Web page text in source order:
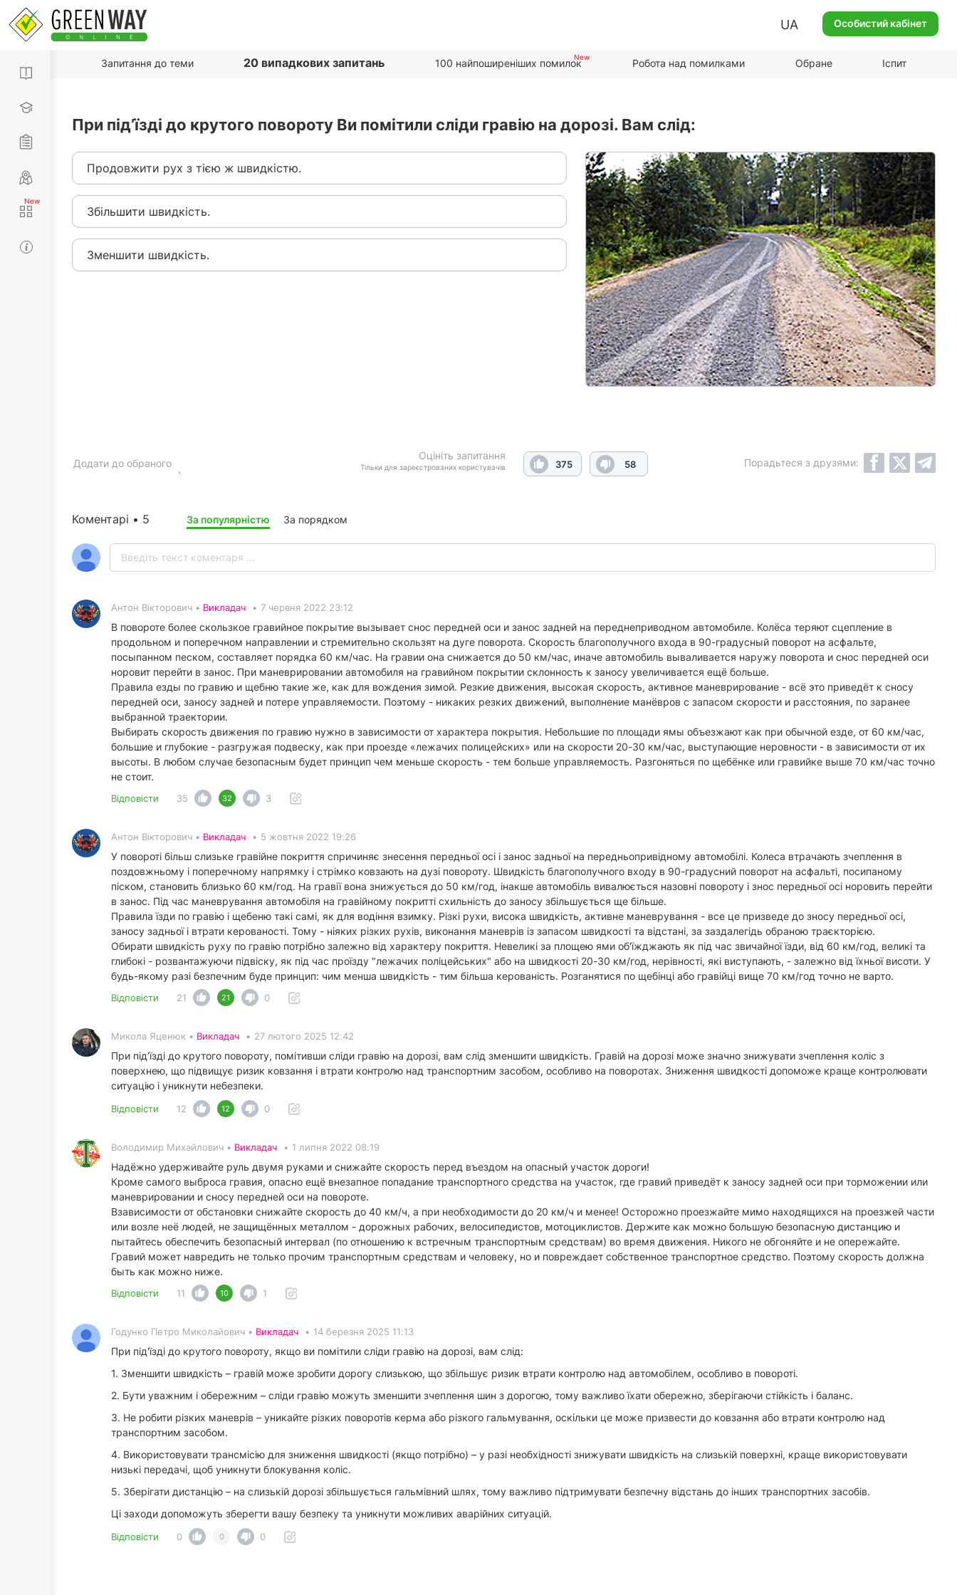
UA Особистий кабінет
Запитання до теми 20 випадкових запитань 100 найпоширеніших помилок Робота над помилками Обране Іспит
При під’їзді до крутого повороту Ви помітили сліди гравію на дорозі. Вам слід:
Продовжити рух з тією ж швидкістю.
Збільшити швидкість.
Зменшити швидкість.
Оцініть запитання
Тільки для зареєстрованих користувачів 375 58
Додати до обраного Порадьтеся з друзями:
Коментарі • 5 За популярністю За порядком
Антон Вікторович • Викладач • 7 червня 2022 23:12
В повороте более скользкое гравийное покрытие вызывает снос передней оси и занос задней на переднеприводном автомобиле. Колёса теряют сцепление в
продольном и поперечном направлении и стремительно скользят на дуге поворота. Скорость благополучного входа в 90-градусный поворот на асфальте,
посыпанном песком, составляет порядка 60 км/час. На гравии она снижается до 50 км/час, иначе автомобиль вываливается наружу поворота и снос передней оси
норовит перейти в занос. При маневрировании автомобиля на гравийном покрытии склонность к заносу увеличивается ещё больше.
Правила езды по гравию и щебню такие же, как для вождения зимой. Резкие движения, высокая скорость, активное маневрирование - всё это приведёт к сносу
передней оси, заносу задней и потере управляемости. Поэтому - никаких резких движений, выполнение манёвров с запасом скорости и расстояния, по заранее
выбранной траектории.
Выбирать скорость движения по гравию нужно в зависимости от характера покрытия. Небольшие по площади ямы объезжают как при обычной езде, от 60 км/час,
большие и глубокие - разгружая подвеску, как при проезде «лежачих полицейских» или на скорости 20-30 км/час, выступающие неровности - в зависимости от их
высоты. В любом случае безопасным будет принцип чем меньше скорость - тем больше управляемость. Разгоняться по щебёнке или гравийке выше 70 км/час точно
не стоит.
Відповісти 35 32 3
Антон Вікторович • Викладач • 5 жовтня 2022 19:26
У повороті більш слизьке гравійне покриття спричиняє знесення передньої осі і занос задньої на передньопривідному автомобілі. Колеса втрачають зчеплення в
поздовжньому і поперечному напрямку і стрімко ковзають на дузі повороту. Швидкість благополучного входу в 90-градусний поворот на асфальті, посипаному
піском, становить близько 60 км/год. На гравії вона знижується до 50 км/год, інакше автомобіль вивалюється назовні повороту і знос передньої осі норовить перейти
в занос. Під час маневрування автомобіля на гравійному покритті схильність до заносу збільшується ще більше.
Правила їзди по гравію і щебеню такі самі, як для водіння взимку. Різкі рухи, висока швидкість, активне маневрування - все це призведе до зносу передньої осі,
заносу задньої і втрати керованості. Тому - ніяких різких рухів, виконання маневрів із запасом швидкості та відстані, за заздалегідь обраною траєкторією.
Обирати швидкість руху по гравію потрібно залежно від характеру покриття. Невеликі за площею ями об'їжджають як під час звичайної їзди, від 60 км/год, великі та
глибокі - розвантажуючи підвіску, як під час проїзду "лежачих поліцейських" або на швидкості 20-30 км/год, нерівності, які виступають, - залежно від їхньої висоти. У
будь-якому разі безпечним буде принцип: чим менша швидкість - тим більша керованість. Розганятися по щебінці або гравійці вище 70 км/год точно не варто.
Відповісти 21 21 0
Микола Яценюк • Викладач • 27 лютого 2025 12:42
При під’їзді до крутого повороту, помітивши сліди гравію на дорозі, вам слід зменшити швидкість. Гравій на дорозі може значно знижувати зчеплення коліс з
поверхнею, що підвищує ризик ковзання і втрати контролю над транспортним засобом, особливо на поворотах. Зниження швидкості допоможе краще контролювати
ситуацію і уникнути небезпеки.
Відповісти 12 12 0
Володимир Михайлович • Викладач • 1 липня 2022 08:19
Надёжно удерживайте руль двумя руками и снижайте скорость перед въездом на опасный участок дороги!
Кроме самого выброса гравия, опасно ещё внезапное попадание транспортного средства на участок, где гравий приведёт к заносу задней оси при торможении или
маневрировании и сносу передней оси на повороте.
Взависимости от обстановки снижайте скорость до 40 км/ч, а при необходимости до 20 км/ч и менее! Осторожно проезжайте мимо находящихся на проезжей части
или возле неё людей, не защищённых металлом - дорожных рабочих, велосипедистов, мотоциклистов. Держите как можно большую безопасную дистанцию и
пытайтесь обеспечить безопасный интервал (по отношению к встречным транспортным средствам) во время движения. Никого не обгоняйте и не опережайте.
Гравий может навредить не только прочим транспортным средствам и человеку, но и повреждает собственное транспортное средство. Поэтому скорость должна
быть как можно ниже.
Відповісти 11 10 1
Годунко Петро Миколайович • Викладач • 14 березня 2025 11:13
При під'їзді до крутого повороту, якщо ви помітили сліди гравію на дорозі, вам слід:
1. Зменшити швидкість – гравій може зробити дорогу слизькою, що збільшує ризик втрати контролю над автомобілем, особливо в повороті.
2. Бути уважним і обережним – сліди гравію можуть зменшити зчеплення шин з дорогою, тому важливо їхати обережно, зберігаючи стійкість і баланс.
3. Не робити різких маневрів – уникайте різких поворотів керма або різкого гальмування, оскільки це може призвести до ковзання або втрати контролю над
транспортним засобом.
4. Використовувати трансмісію для зниження швидкості (якщо потрібно) – у разі необхідності знижувати швидкість на слизькій поверхні, краще використовувати
низькі передачі, щоб уникнути блокування коліс.
5. Зберігати дистанцію – на слизькій дорозі збільшується гальмівний шлях, тому важливо підтримувати безпечну відстань до інших транспортних засобів.
Ці заходи допоможуть зберегти вашу безпеку та уникнути можливих аварійних ситуацій.
Відповісти 0 0 0